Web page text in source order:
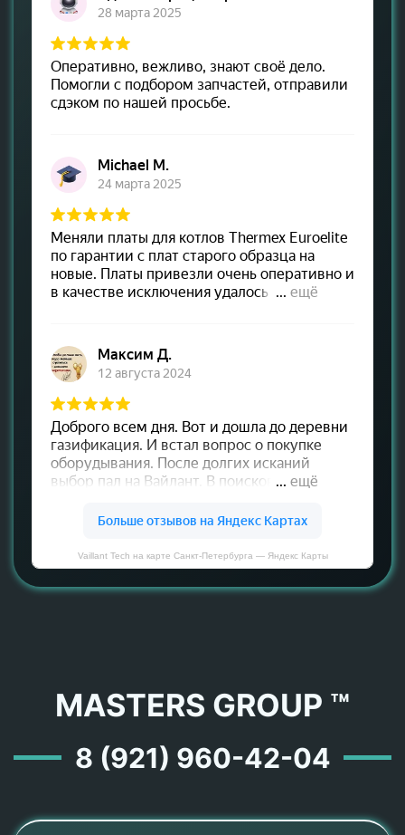
Vaillant Tech на карте Санкт‑Петербурга — Яндекс Карты
MASTERS GROUP ™
8 (921) 960-42-04